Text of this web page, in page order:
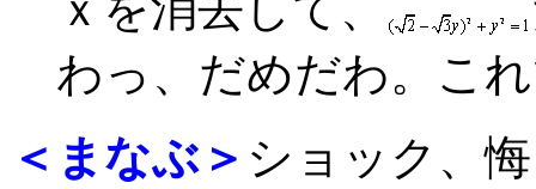
わっ、だめだわ。こ
＜まなぶ＞ ショック、